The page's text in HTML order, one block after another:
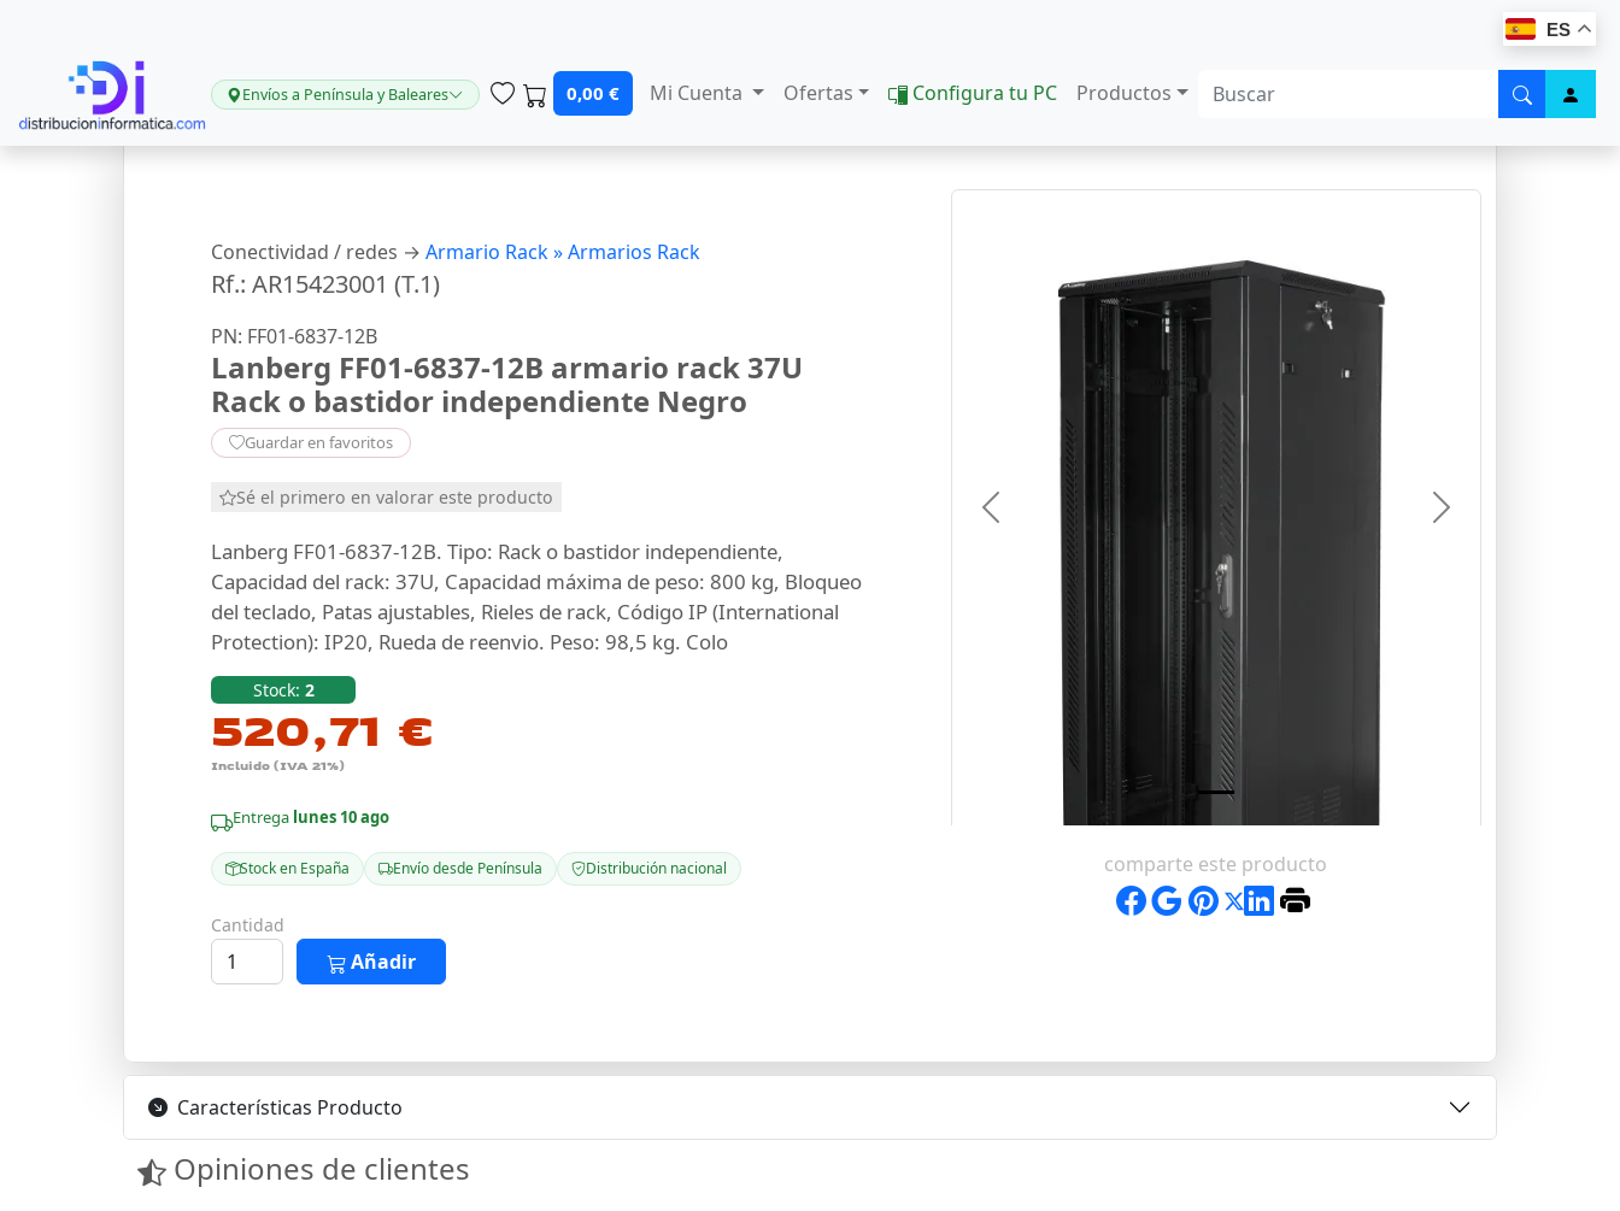
ES
Envíos a Península y Baleares 0,00 € Mi Cuenta Ofertas Configura tu PC Productos
Conectividad / redes → Armario Rack »Armarios Rack
Rf.: AR15423001 (T.1)
PN: FF01-6837-12B
Lanberg FF01-6837-12B armario rack 37U
Rack o bastidor independiente Negro
Guardar en favoritos
Sé el primero en valorar este producto
Lanberg FF01-6837-12B. Tipo: Rack o bastidor independiente,
Capacidad del rack: 37U, Capacidad máxima de peso: 800 kg, Bloqueo
del teclado, Patas ajustables, Rieles de rack, Código IP (International
Protection): IP20, Rueda de reenvio. Peso: 98,5 kg. Colo
Stock: 2
520,71 €
Incluido (IVA 21%)
Entrega lunes 10 ago
Stock en España Envío desde Península Distribución nacional
Cantidad
Añadir
Previous Next
comparte este producto
Características Producto
Opiniones de clientes